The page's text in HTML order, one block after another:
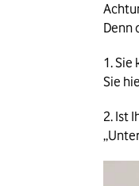
Denn
1. Sie
Sie
2. Ist